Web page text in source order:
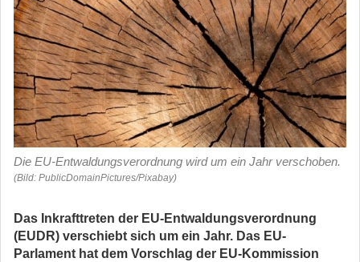
Die EU-Entwaldungsverordnung wird um ein Jahr verschoben.
(Bild: PublicDomainPictures/Pixabay)
Das Inkrafttreten der EU-Entwaldungsverordnung
(EUDR) verschiebt sich um ein Jahr. Das EU-
Parlament hat dem Vorschlag der EU-Kommission